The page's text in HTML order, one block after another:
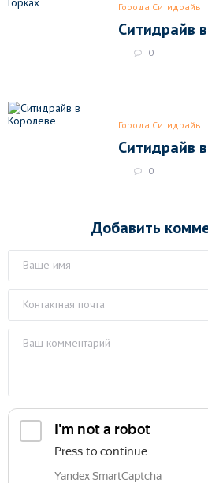
Города Ситидрайв
Ситидрайв
0
Города Ситидрайв
Ситидрайв
0
Добавить